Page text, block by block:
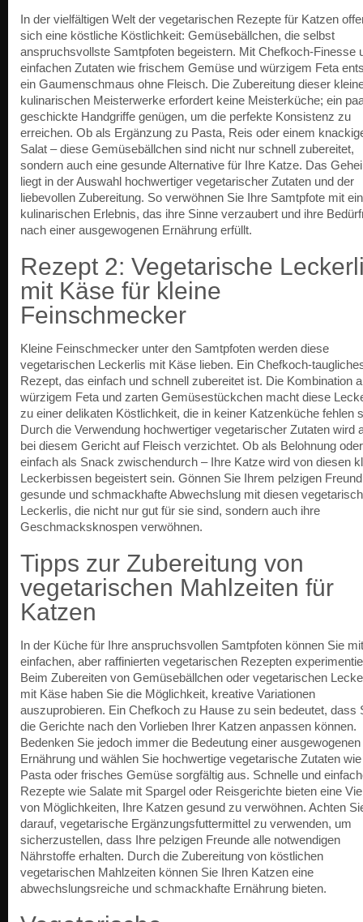
In der vielfältigen Welt der vegetarischen Rezepte für Katzen
sich eine köstliche Köstlichkeit: Gemüsebällchen, die selbst
anspruchsvollste Samtpfoten begeistern. Mit Chefkoch-Finesse
einfachen Zutaten wie frischem Gemüse und würzigem Feta
ein Gaumenschmaus ohne Fleisch. Die Zubereitung dieser
kulinarischen Meisterwerke erfordert keine Meisterküche; ein
geschickte Handgriffe genügen, um die perfekte Konsistenz zu
erreichen. Ob als Ergänzung zu Pasta, Reis oder einem
Salat – diese Gemüsebällchen sind nicht nur schnell zubereitet,
sondern auch eine gesunde Alternative für Ihre Katze. Das
liegt in der Auswahl hochwertiger vegetarischer Zutaten und der
liebevollen Zubereitung. So verwöhnen Sie Ihre Samtpfote mit
kulinarischen Erlebnis, das ihre Sinne verzaubert und ihre
nach einer ausgewogenen Ernährung erfüllt.
Rezept 2: Vegetarische
mit Käse für kleine
Feinschmecker
Kleine Feinschmecker unter den Samtpfoten werden diese
vegetarischen Leckerlis mit Käse lieben. Ein Chefkoch-
Rezept, das einfach und schnell zubereitet ist. Die Kombination
würzigem Feta und zarten Gemüsestückchen macht diese
zu einer delikaten Köstlichkeit, die in keiner Katzenküche fehlen
Durch die Verwendung hochwertiger vegetarischer Zutaten wird
bei diesem Gericht auf Fleisch verzichtet. Ob als Belohnung oder
einfach als Snack zwischendurch – Ihre Katze wird von diesen
Leckerbissen begeistert sein. Gönnen Sie Ihrem pelzigen
gesunde und schmackhafte Abwechslung mit diesen
Leckerlis, die nicht nur gut für sie sind, sondern auch ihre
Geschmacksknospen verwöhnen.
Tipps zur Zubereitung von
vegetarischen Mahlzeiten für
Katzen
In der Küche für Ihre anspruchsvollen Samtpfoten können Sie mit
einfachen, aber raffinierten vegetarischen Rezepten
Beim Zubereiten von Gemüsebällchen oder vegetarischen
mit Käse haben Sie die Möglichkeit, kreative Variationen
auszuprobieren. Ein Chefkoch zu Hause zu sein bedeutet, dass
die Gerichte nach den Vorlieben Ihrer Katzen anpassen können.
Bedenken Sie jedoch immer die Bedeutung einer ausgewogenen
Ernährung und wählen Sie hochwertige vegetarische Zutaten
Pasta oder frisches Gemüse sorgfältig aus. Schnelle und
Rezepte wie Salate mit Spargel oder Reisgerichte bieten eine
von Möglichkeiten, Ihre Katzen gesund zu verwöhnen. Achten
darauf, vegetarische Ergänzungsfuttermittel zu verwenden, um
sicherzustellen, dass Ihre pelzigen Freunde alle notwendigen
Nährstoffe erhalten. Durch die Zubereitung von köstlichen
vegetarischen Mahlzeiten können Sie Ihren Katzen eine
abwechslungsreiche und schmackhafte Ernährung bieten.